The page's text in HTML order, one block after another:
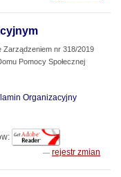
Zarządzeniem nr 318/2019
Pomocy Społecznej
Organizacyjny
rejestr zmian